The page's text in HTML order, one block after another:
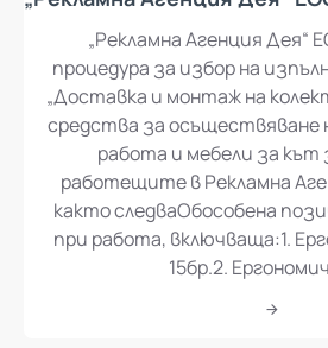
„Рекламна Агенция Дея“
процедура за избор на
„Доставка и монтаж на
средства за осъществяване
работа и мебели за кът
работещите в Рекламна
както следваОбособена
при работа, включваща:1.
15бр.2.